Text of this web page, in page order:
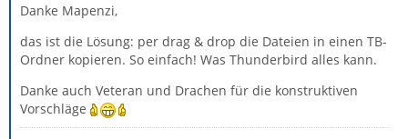
Danke Mapenzi,
das ist die Lösung: per drag & drop die Dateien in einen TB-
Ordner kopieren. So einfach! Was Thunderbird alles kann.
Danke auch Veteran und Drachen für die konstruktiven
Vorschläge